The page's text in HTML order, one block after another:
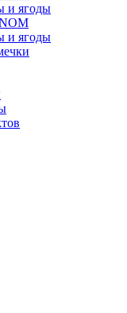
и ягоды
и ягоды